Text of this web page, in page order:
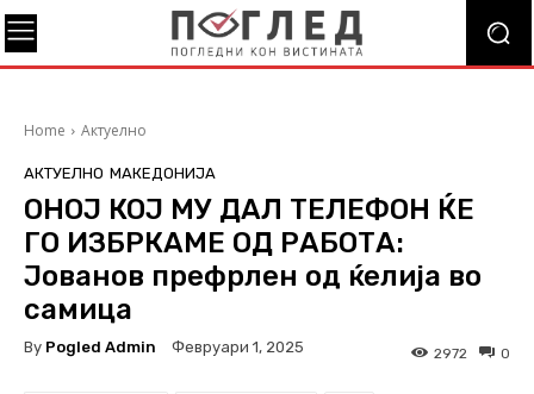
Home Актуелно
АКТУЕЛНО МАКЕДОНИЈА
ОНОЈ КОЈ МУ ДАЛ ТЕЛЕФОН ЌЕ
ГО ИЗБРКАМЕ ОД РАБОТА:
Јованов префрлен од ќелија во
самица
By Pogled Admin Февруари 1, 2025 0
2972